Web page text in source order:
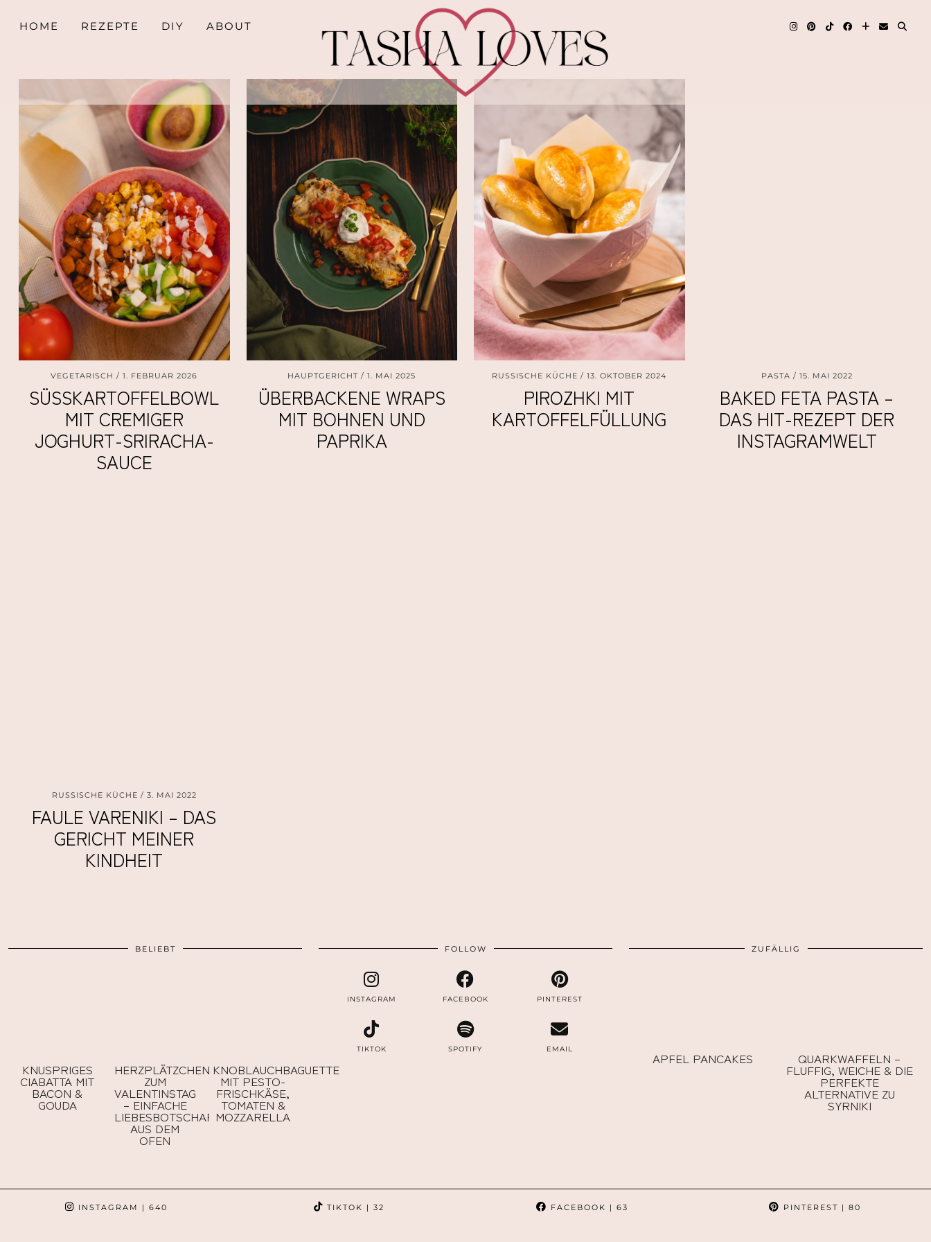
HOME REZEPTE DIY ABOUT
VEGETARISCH 1. FEBRUAR 2026
SÜSSKARTOFFELBOWL M
IT CREMIGER J
OGHURT-SRIRACHA-S
AUCE
HAUPTGERICHT 1. MAI 2025
ÜBERBACKENE WRAPS
MIT BOHNEN UND
PAPRIKA
RUSSISCHE KÜCHE 13. OKTOBER 2024
PIROZHKI MIT
KARTOFFELFÜLLUNG
PASTA 15. MAI 2022
BAKED FETA PASTA –
DAS HIT-REZEPT DER
INSTAGRAMWELT
RUSSISCHE KÜCHE 3. MAI 2022
FAULE VARENIKI – DAS
GERICHT MEINER
KINDHEIT
BELIEBT
KNUSPRIGES
CIABATTA MIT
BACON &
GOUDA
HERZPLÄTZCHEN
ZUM
VALENTINSTAG
– EINFACHE
LIEBESBOTSCHAFTEN
AUS DEM
OFEN
KNOBLAUCHBAGUETTE
MIT PESTO-
FRISCHKÄSE,
TOMATEN &
MOZZARELLA
FOLLOW
INSTAGRAM FACEBOOK PINTEREST
TIKTOK SPOTIFY EMAIL
ZUFÄLLIG
APFEL PANCAKES QUARKWAFFELN –
FLUFFIG, WEICHE & DIE
PERFEKTE
ALTERNATIVE ZU
SYRNIKI
INSTAGRAM | 640 TIKTOK | 32 FACEBOOK | 63 PINTEREST | 80